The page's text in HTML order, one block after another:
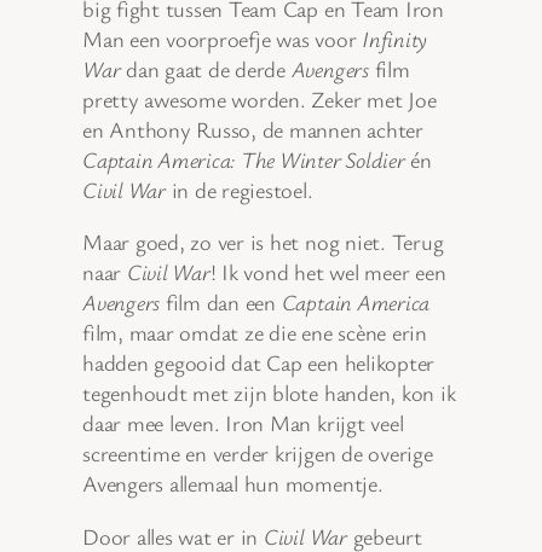
big fight tussen Team Cap en Team Iron
Man een voorproefje was voor Infinity
Wardan gaat de derde Avengersfilm
pretty awesome worden. Zeker met Joe
en Anthony Russo, de mannen achter
Captain America: The Winter Soldierén
Civil Warin de regiestoel.
Maar goed, zo ver is het nog niet. Terug
naar Civil War! Ik vond het wel meer een
Avengers film dan een Captain America
film, maar omdat ze die ene scène erin
hadden gegooid dat Cap een helikopter
tegenhoudt met zijn blote handen, kon ik
daar mee leven. Iron Man krijgt veel
screentime en verder krijgen de overige
Avengers allemaal hun momentje.
Door alles wat er in Civil Wargebeurt